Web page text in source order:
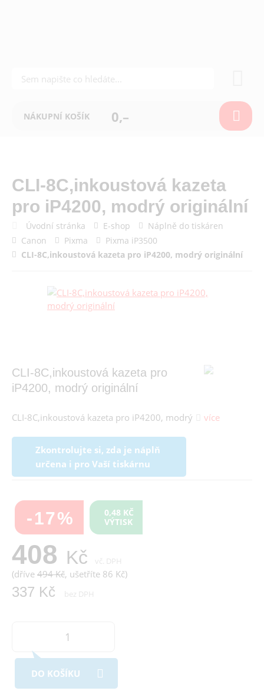
NÁKUPNÍ KOŠÍK 0,–
CLI-8C,inkoustová kazeta
pro iP4200, modrý originální
Úvodní stránka E-shop
Náplně do tiskáren
Canon
Pixma
Pixma iP3500
CLI-8C,inkoustová kazeta pro iP4200, modrý originální
CLI-8C,inkoustová kazeta pro
iP4200, modrý originální
CLI-8C,inkoustová kazeta pro iP4200, modrý více
Zkontrolujte si, zda je náplň
určena i pro Vaší tiskárnu
-17%
0,48 KČ
VÝTISK
408 Kč vč. DPH
(dříve 494 Kč, ušetříte 86 Kč)
337 Kč bez DPH
DO KOŠÍKU